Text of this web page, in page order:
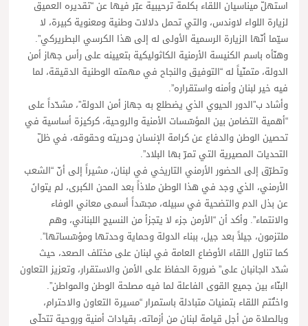
استهلّ ميناسيان اللقاء بكلمة ترحيبية عبّر فيها عن “تقديره العميق
لزيارة اللواء لاوندس، والتي تحمل دلالات وطنية ومعنوية كبيرة، لا
سيّما أنّها الزيارة الرسمية الأولى له إلى هذا الكرسي البطريركي”.
وهنّأه باسم الكنيسة الأرمنية الكاثوليكية بتعيينه على رأس جهاز أمن
الدولة، متمنّياً له “التوفيق والنجاح في مهمته الوطنية الدقيقة، لما
فيه خير لبنان وأمنه واستقراره”.
وأشاد ب”الدور الحيوي الذي يضطلع به جهاز أمن الدولة”، مشدّداً على
“أهمية التضامن بين المؤسّسات الأمنية والروحية، كركيزة أساسية في
تحصين الوطن والدفاع عن كرامة الإنسان وحريته وحقوقه، في ظلّ
التحديات المصيرية التي تمرّ بها البلاد”.
وتطرّق إلى الحضور الأرمني التاريخي في لبنان، مشيراً إلى أنّ “الشعب
الأرمني، الذي وجد في هذا الوطن ملاذاً بعد المحن الكبرى، لم يتوانَ
عن بذل الدم والتضحية في سبيله، مجسّداً أسمى معاني الوفاء
والانتماء”. وأكد أن “الأرمن جزء لا يتجزأ من النسيج اللبناني، وهم
ملتزمون، جيلاً بعد جيل، ببناء الدولة وحماية وحدتها ومؤسّساتها”.
كما تناول اللقاء الأوضاع العامة في لبنان على مختلف الصعد، حيث
شدّد الجانبان على” ضرورة الحفاظ على الأمن والاستقرار، وتعزيز التعاون
البنّاء بين جميع القوى الفاعلة لما فيه مصلحة الوطن والمواطن”.
واختُتم اللقاء بتمنيات متبادلة باستمرار “مسيرة التعاون والاحترام،
وبالصلاة من أجل قيامة لبنان من أزماته، بقيادات أمنية وروحية تتحلّى